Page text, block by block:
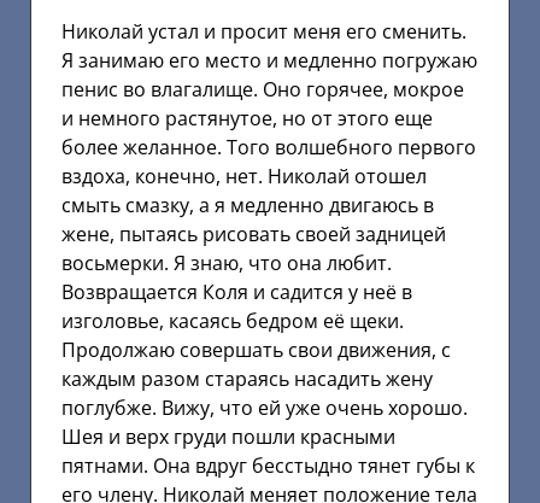
Николай устал и просит меня его сменить.
Я занимаю его место и медленно погружаю
пенис во влагалище. Оно горячее, мокрое
и немного растянутое, но от этого еще
более желанное. Того волшебного первого
вздоха, конечно, нет. Николай отошел
смыть смазку, а я медленно двигаюсь в
жене, пытаясь рисовать своей задницей
восьмерки. Я знаю, что она любит.
Возвращается Коля и садится у неё в
изголовье, касаясь бедром её щеки.
Продолжаю совершать свои движения, с
каждым разом стараясь насадить жену
поглубже. Вижу, что ей уже очень хорошо.
Шея и верх груди пошли красными
пятнами. Она вдруг бесстыдно тянет губы к
его члену. Николай меняет положение тела